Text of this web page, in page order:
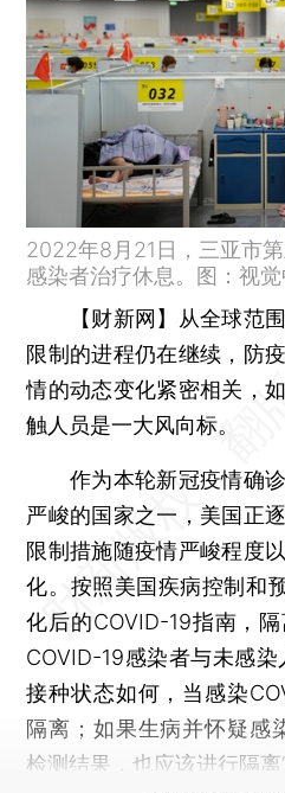
2022年8月21日，三亚市
感染者治疗休息。图：视觉
【财新网】
从全球范
限制的进程仍在继续，防
情的动态变化紧密相关，
触人员是一大风向标。
作为本轮新冠疫情确诊
严峻的国家之一，美国正
限制措施随疫情严峻程度
化。按照美国疾病控制和
化后的COVID-19指南，
COVID-19感染者与未感
接种状态如何，当感染
隔离；如果生病并怀疑感
检测结果，也应该进行隔离”